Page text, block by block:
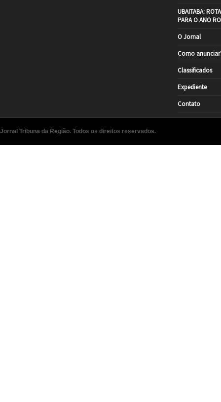
UBAITABA:
PARA O ANO
O Jornal
Como
Classificados
Expediente
Contato
Jornal Tribuna da Região. Todos os direitos reservados.